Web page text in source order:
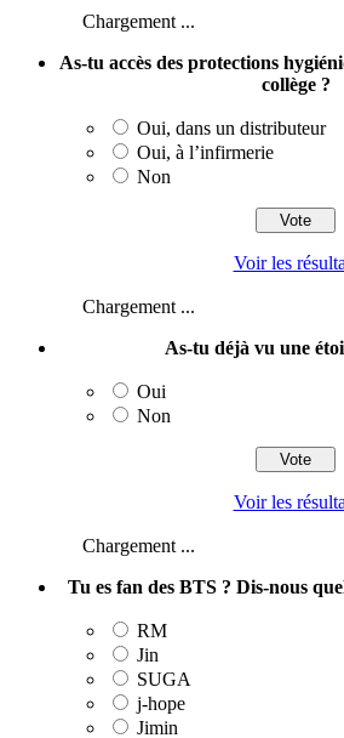
Chargement ...
As-tu accès des protections
collège ?
Oui, dans un distributeur
Oui, à l’infirmerie
Non
Voir les
Chargement ...
As-tu déjà vu une
Oui
Non
Voir les
Chargement ...
Tu es fan des BTS ? Dis-nous
RM
Jin
SUGA
j‑hope
Jimin